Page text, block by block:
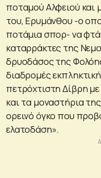
ποταμού Αλφειού
του, Ερυμάνθου -ο
ποτάμια σπορ- να
καταρράκτες της
δρυοδάσος της
διαδρομές
πετρόχτιστη Δίβρη με
και τα μοναστήρια
ορεινό όγκο που
ελατοδάση».